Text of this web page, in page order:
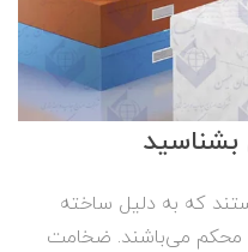
بشناسید
که به دلیل ساخته
محکم می‌باشند. ضخامت